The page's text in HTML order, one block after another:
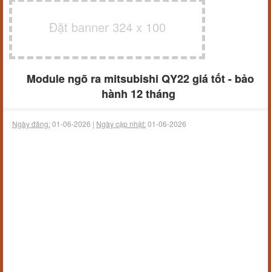
Đặt banner 324 x 100
Module ngõ ra mitsubishi QY22 giá tốt - bảo
hành 12 tháng
Ngày đăng:01-06-2026 | Ngày cập nhật:01-06-2026